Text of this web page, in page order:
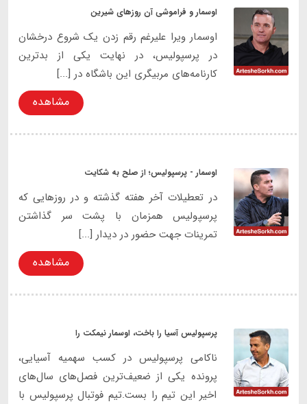
اوسمار و فراموشی آن روزهای شیرین
اوسمار ویرا علیرغم رقم زدن یک شروع درخشان
در پرسپولیس، در نهایت یکی از بدترین
کارنامه‌های مربیگری این باشگاه در [...]
مشاهده
اوسمار - پرسپولیس؛ از صلح به شکایت
در تعطیلات آخر هفته گذشته و در روزهایی که
پرسپولیس همزمان با پشت سر گذاشتن
تمرینات جهت حضور در دیدار [...]
مشاهده
پرسپولیس آسیا را باخت، اوسمار نیمکت را
ناکامی پرسپولیس در کسب سهمیه آسیایی،
پرونده یکی از ضعیف‌ترین فصل‌های سال‌های
اخیر این تیم را بست.تیم فوتبال پرسپولیس با